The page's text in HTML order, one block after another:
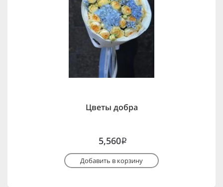
Цветы добра
5,560i
Добавить в корзину